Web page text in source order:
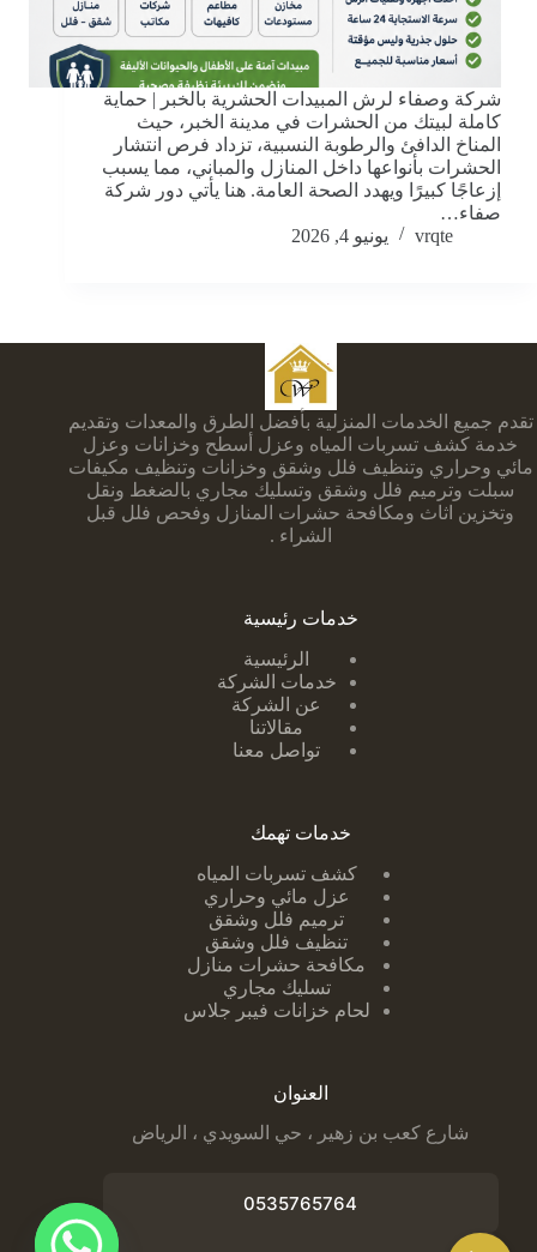
شركة وصفاء لرش المبيدات الحشرية بالخبر | حماية
كاملة لبيتك من الحشرات في مدينة الخبر، حيث
المناخ الدافئ والرطوبة النسبية، تزداد فرص انتشار
الحشرات بأنواعها داخل المنازل والمباني، مما يسبب
إزعاجًا كبيرًا ويهدد الصحة العامة. هنا يأتي دور شركة
صفاء…
vrqte
يونيو 4, 2026
تقدم جميع الخدمات المنزلية بأفضل الطرق والمعدات وتقديم
خدمة كشف تسربات المياه وعزل أسطح وخزانات وعزل
مائي وحراري وتنظيف فلل وشقق وخزانات وتنظيف مكيفات
سبلت وترميم فلل وشقق وتسليك مجاري بالضغط ونقل
وتخزين اثاث ومكافحة حشرات المنازل وفحص فلل قبل
الشراء .
خدمات رئيسية
الرئيسية
خدمات الشركة
عن الشركة
مقالاتنا
تواصل معنا
خدمات تهمك
كشف تسربات ا لمياه
عزل مائي وحراري
ترميم فلل وشقق
تنظيف فلل وشقق
مكافحة حشرات منازل
تسليك مجاري
لحام خزانات فيبر جلاس
العنوان
شارع كعب بن زهير ، حي السويدي ، الرياض
0535765764